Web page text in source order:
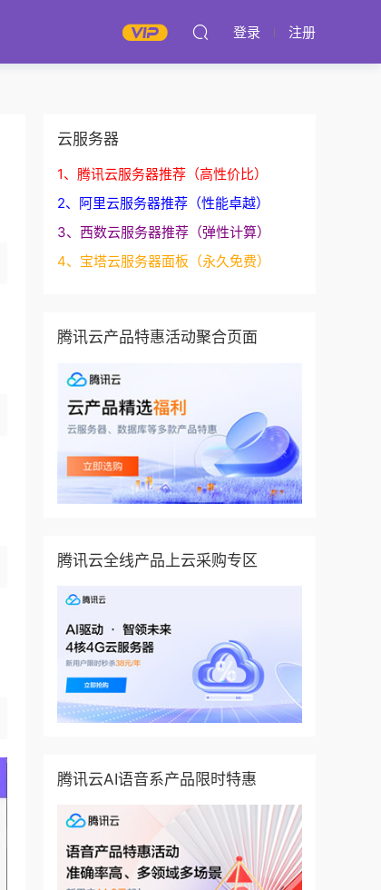
登录 注册
云服务器
1、腾讯云服务器推荐（高性价比）
2、阿里云服务器推荐（性能卓越）
3、西数云服务器推荐（弹性计算）
4、宝塔云服务器面板（永久免费）
腾讯云产品特惠活动聚合页面
腾讯云全线产品上云采购专区
腾讯云AI语音系产品限时特惠